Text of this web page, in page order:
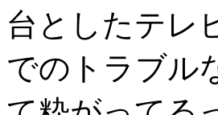
台としたテレ
でのトラブル